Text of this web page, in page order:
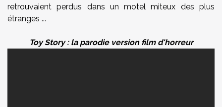
retrouvaient perdus dans un motel miteux des plus
étranges ...
Toy Story : la parodie version film d'horreur